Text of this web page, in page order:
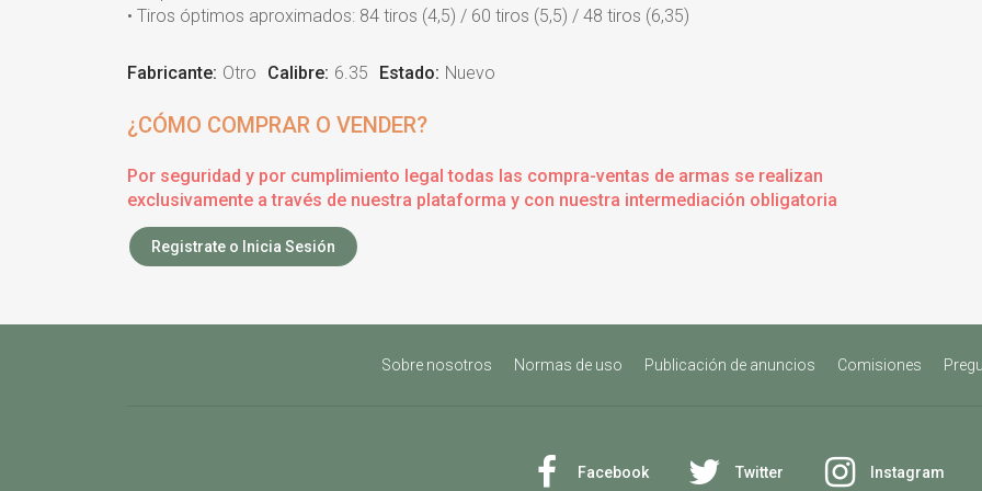
• Tiros óptimos aproximados: 84 tiros (4,5) / 60 tiros (5,5) / 48 tiros (6,35)
Fabricante: Otro Calibre: 6.35 Estado: Nuevo
¿CÓMO COMPRAR O VENDER?
Por seguridad y por cumplimiento legal todas las compra-ventas de armas se realizan
exclusivamente a través de nuestra plataforma y con nuestra intermediación obligatoria
Registrate o Inicia Sesión
Sobre nosotros Normas de uso Publicación de anuncios Comisiones
Facebook Twitter Instagram